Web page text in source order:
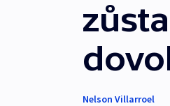
Nelson Villarroel